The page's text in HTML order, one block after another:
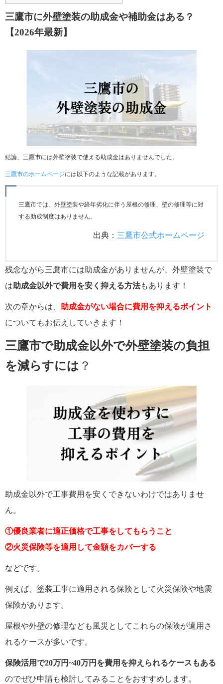
三鷹市に外壁塗装の助成金や補助金はある？
【2026年最新】
結論、三鷹市には外壁塗装で使える助成金はありませんでした。
三鷹市のホームページには以下のような記載があります。
三鷹市では、外壁塗装や経年劣化に伴う屋根の修理、壁の修理等に対
する助成制度はありません。
出典： 三鷹市公式ホームページ
残念ながら三鷹市には助成金がありませんが、外壁塗装で
は助成金以外で費用を安く抑える方法もあります！
次の章からは、 助成金がない場合に費用を抑えるポイント
についてもお伝えしていきます！
三鷹市で助成金以外で外壁塗装の負担
を減らすには ？
助成金以外で工事費用を安くできないわけではありませ
ん。
①優良業者に適正価格で工事をしてもらうこと
②火災保険等を適用して金額をカバーする
などです。
例えば、塗装工事に適用される保険として火災保険や地震
保険があります。
屋根や外壁の修理なども風災としてこれらの保険が適用さ
れるケースが多いです。
保険活用で20万円~40万円 を費用を抑えられるケースもある
のでぜひ申請も検討してみることをおすすめします。